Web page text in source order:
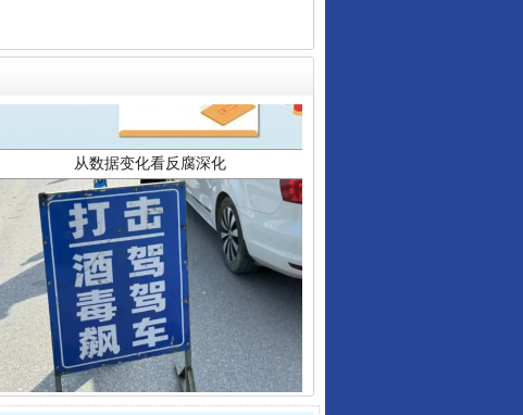
酒驾未被当场查获能处罚吗